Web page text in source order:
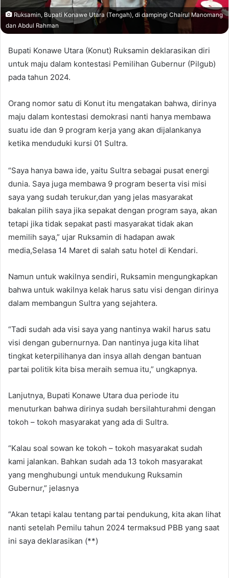
Ruksamin, Bupati Konawe Utara (Tengah), di dampingi Chairul Manomang
dan Abdul Rahman
Bupati Konawe Utara (Konut) Ruksamin deklarasikan diri
untuk maju dalam kontestasi Pemilihan Gubernur (Pilgub)
pada tahun 2024.
Orang nomor satu di Konut itu mengatakan bahwa, dirinya
maju dalam kontestasi demokrasi nanti hanya membawa
suatu ide dan 9 program kerja yang akan dijalankanya
ketika menduduki kursi 01 Sultra.
“Saya hanya bawa ide, yaitu Sultra sebagai pusat energi
dunia. Saya juga membawa 9 program beserta visi misi
saya yang sudah terukur,dan yang jelas masyarakat
bakalan pilih saya jika sepakat dengan program saya, akan
tetapi jika tidak sepakat pasti masyarakat tidak akan
memilih saya,” ujar Ruksamin di hadapan awak
media,Selasa 14 Maret di salah satu hotel di Kendari.
Namun untuk wakilnya sendiri, Ruksamin mengungkapkan
bahwa untuk wakilnya kelak harus satu visi dengan dirinya
dalam membangun Sultra yang sejahtera.
“Tadi sudah ada visi saya yang nantinya wakil harus satu
visi dengan gubernurnya. Dan nantinya juga kita lihat
tingkat keterpilihanya dan insya allah dengan bantuan
partai politik kita bisa meraih semua itu,” ungkapnya.
Lanjutnya, Bupati Konawe Utara dua periode itu
menuturkan bahwa dirinya sudah bersilahturahmi dengan
tokoh – tokoh masyarakat yang ada di Sultra.
“Kalau soal sowan ke tokoh – tokoh masyarakat sudah
kami jalankan. Bahkan sudah ada 13 tokoh masyarakat
yang menghubungi untuk mendukung Ruksamin
Gubernur,” jelasnya
“Akan tetapi kalau tentang partai pendukung, kita akan lihat
nanti setelah Pemilu tahun 2024 termaksud PBB yang saat
ini saya deklarasikan (**)